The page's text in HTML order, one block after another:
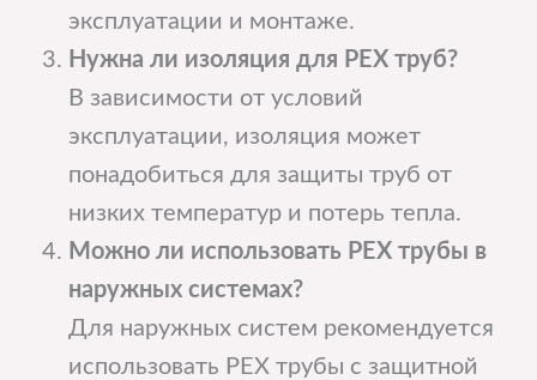
эксплуатации и монтаже.
Нужна ли изоляция для PEX труб?
В зависимости от условий
эксплуатации, изоляция может
понадобиться для защиты труб от
низких температур и потерь тепла.
Можно ли использовать PEX трубы в
наружных системах?
Для наружных систем рекомендуется
использовать PEX трубы с защитной